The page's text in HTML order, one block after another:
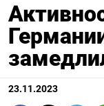
23.11.2023